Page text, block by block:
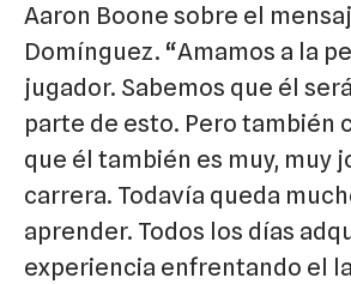
Aaron Boone sobre el
Domínguez. “Amamos a la
jugador. Sabemos que él
parte de esto. Pero también
que él también es muy, muy
carrera. Todavía queda
aprender. Todos los días
experiencia enfrentando el